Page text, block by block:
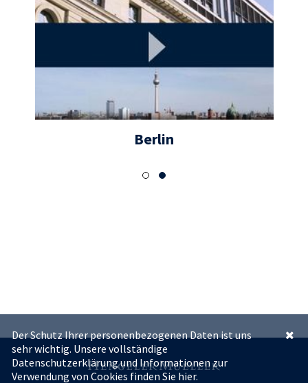
Berlin
Der Schutz Ihrer personenbezogenen Daten ist uns
sehr wichtig. Unsere vollständige
Datenschutzerklärung und Informationen zur
Verwendung von Cookies finden Sie hier.